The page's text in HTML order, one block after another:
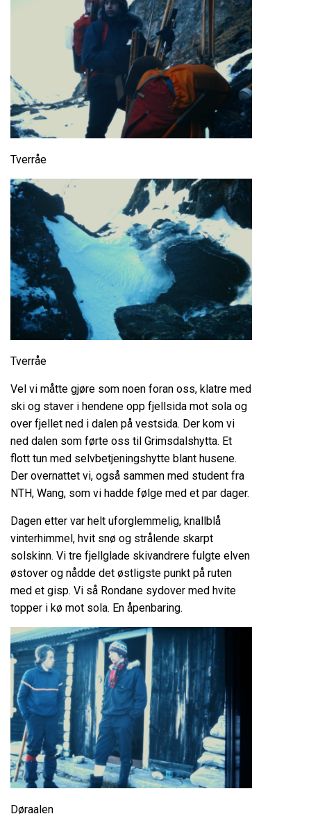
Tverråe
Tverråe
Vel vi måtte gjøre som noen foran oss, klatre med
ski og staver i hendene opp fjellsida mot sola og
over fjellet ned i dalen på vestsida. Der kom vi
ned dalen som førte oss til Grimsdalshytta. Et
flott tun med selvbetjeningshytte blant husene.
Der overnattet vi, også sammen med student fra
NTH, Wang, som vi hadde følge med et par dager.
Dagen etter var helt uforglemmelig, knallblå
vinterhimmel, hvit snø og strålende skarpt
solskinn. Vi tre fjellglade skivandrere fulgte elven
østover og nådde det østligste punkt på ruten
med et gisp. Vi så Rondane sydover med hvite
topper i kø mot sola. En åpenbaring.
Døraalen